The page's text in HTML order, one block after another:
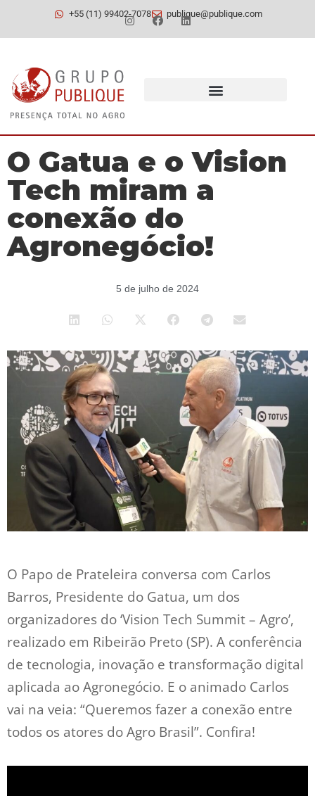
+55 (11) 99402-7078 publique@publique.com
O Gatua e o Vision
Tech miram a
conexão do
Agronegócio!
5 de julho de 2024
O Papo de Prateleira conversa com Carlos
Barros, Presidente do Gatua, um dos
organizadores do ‘Vision Tech Summit – Agro’,
realizado em Ribeirão Preto (SP). A conferência
de tecnologia, inovação e transformação digital
aplicada ao Agronegócio. E o animado Carlos
vai na veia: “Queremos fazer a conexão entre
todos os atores do Agro Brasil”. Confira!